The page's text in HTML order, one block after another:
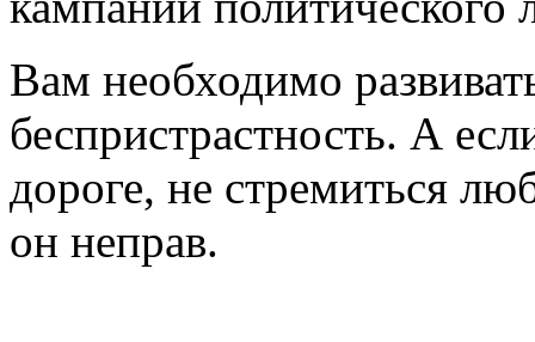
Вам необходимо
беспристрастность. А
дороге, не стремиться
он неправ.